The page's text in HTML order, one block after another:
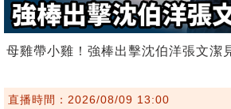
母雞帶小雞！強棒出擊沈伯洋張文潔
直播時間：2026/08/09 13:00